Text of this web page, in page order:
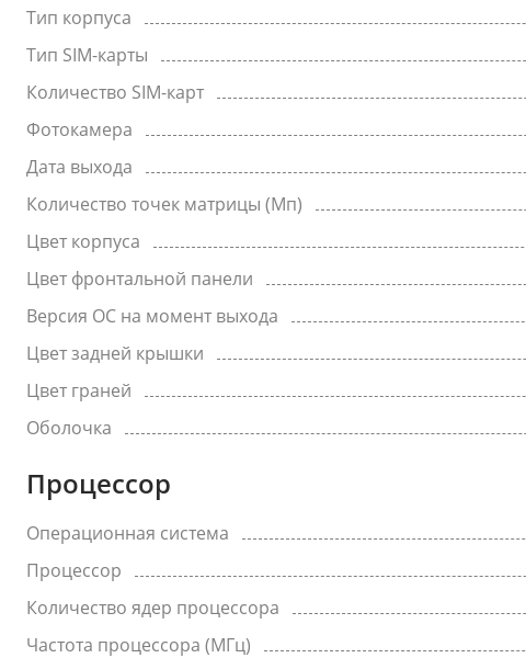
Тип корпуса
Тип SIM-карты
Количество SIM-карт
Фотокамера
Дата выхода
Количество точек матрицы (Мп)
Цвет корпуса
Цвет фронтальной панели
Версия ОС на момент выхода
Цвет задней крышки
Цвет граней
Оболочка
Процессор
Операционная система
Процессор
Количество ядер процессора
Частота процессора (МГц)